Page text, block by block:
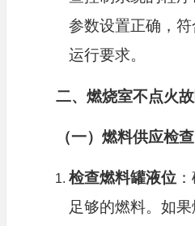
参数设置正确，
运行要求。
二、燃烧室不点火
（一）燃料供应检查
检查燃料罐液位
足够的燃料。如